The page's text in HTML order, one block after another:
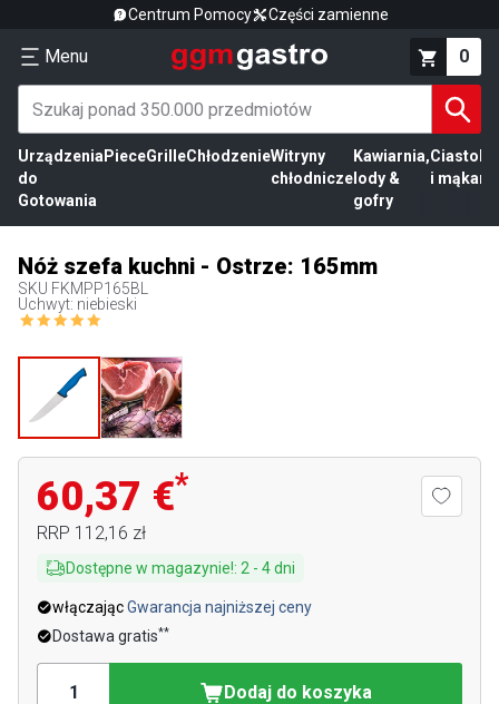
Centrum Pomocy Części zamienne
Menu 0
Urządzenia
do
Gotowania
PieceGrilleChłodzenieWitryny
chłodnicze
Kawiarnia,
lody &
gofry
Ciasto
i mąka
Nóż szefa kuchni - Ostrze: 165mm
SKU FKMPP165BL
Uchwyt: niebieski
60,37 €*
RRP 112,16 zł
Dostępne w magazynie!: 2 - 4dni
włączającGwarancja najniższej ceny
Dostawa gratis**
Dodaj do koszyka